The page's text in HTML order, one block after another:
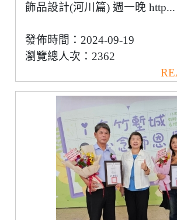
飾品設計(河川篇) 週一晚 http...
發佈時間：2024-09-19
瀏覽總人次：2362